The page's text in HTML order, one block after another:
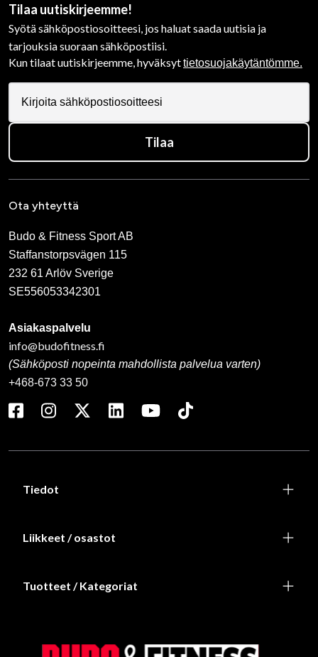
Tilaa uutiskirjeemme!
Syötä sähköpostiosoitteesi, jos haluat saada uutisia ja
tarjouksia suoraan sähköpostiisi.
Kun tilaat uutiskirjeemme, hyväksyttietosuojakäytäntömme.
Tilaa
Ota yhteyttä
Budo & Fitness Sport AB
Staffanstorpsvägen 115
232 61 Arlöv Sverige
SE556053342301
Asiakaspalvelu
info@budofitness.fi
(Sähköposti nopeinta mahdollista palvelua varten)
+468-673 33 50
Tiedot
Liikkeet / osastot
Tuotteet / Kategoriat